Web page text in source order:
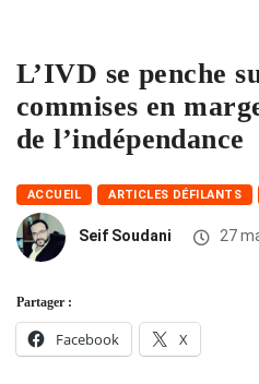
L’IVD se penche
commises en
de l’indépendance
ACCUEIL ARTICLES DÉFILANTS
Seif Soudani 27
Partager :
Facebook X